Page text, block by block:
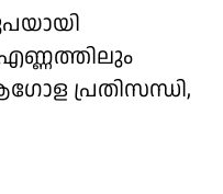
പ്രതിസന്ധി,